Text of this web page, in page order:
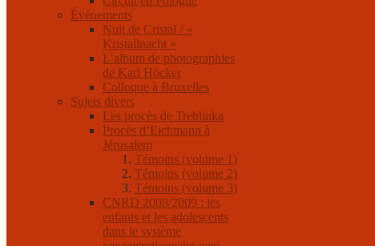
Événements
Nuit de Cristal / «
Kristallnacht »
L’album de photographies
de Karl Höcker
Colloque à Bruxelles
Sujets divers
Les procès de Treblinka
Procès d’Eichmann à
Jérusalem
Témoins (volume 1)
Témoins (volume 2)
Témoins (volume 3)
CNRD 2008/2009 : les
enfants et les adolescents
dans le système